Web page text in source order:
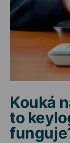
Kouká
to